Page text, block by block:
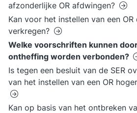
afzonderlijke OR afdwingen?
Kan voor het instellen van een
verkregen?
Welke voorschriften kunnen door
ontheffing worden verbonden?
Is tegen een besluit van de SER
van het instellen van een OR
Kan op basis van het ontbreken